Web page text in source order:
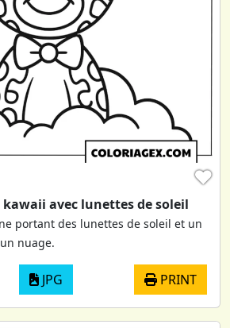
♥
kawaii avec lunettes de soleil
portant des lunettes de soleil et un
nuage.
JPG PRINT